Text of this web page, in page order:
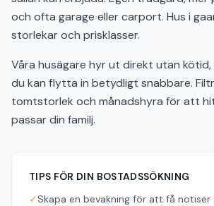
och ofta garage eller carport. Hus i
storlekar och prisklasser.
Våra husägare hyr ut direkt utan
du kan flytta in betydligt snabbare.
tomtstorlek och månadshyra för att
passar din familj.
TIPS FÖR DIN BOSTADSSÖKNING
✓Skapa en bevakning för att få notiser